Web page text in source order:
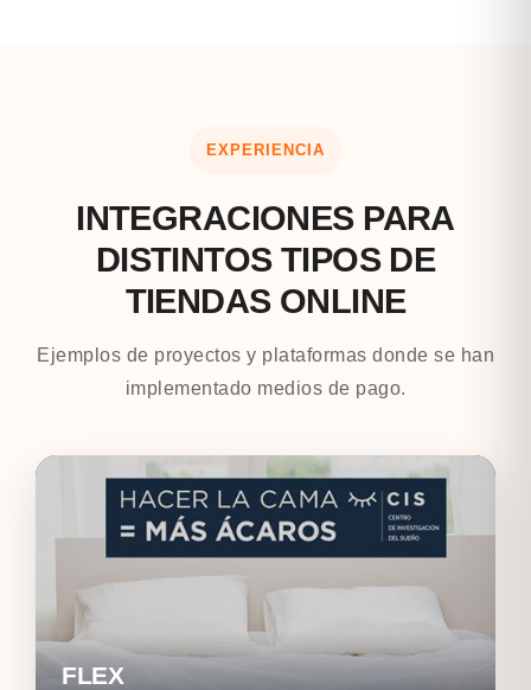
EXPERIENCIA
INTEGRACIONES PARA
DISTINTOS TIPOS DE
TIENDAS ONLINE
Ejemplos de proyectos y plataformas donde se han
implementado medios de pago.
FLEX